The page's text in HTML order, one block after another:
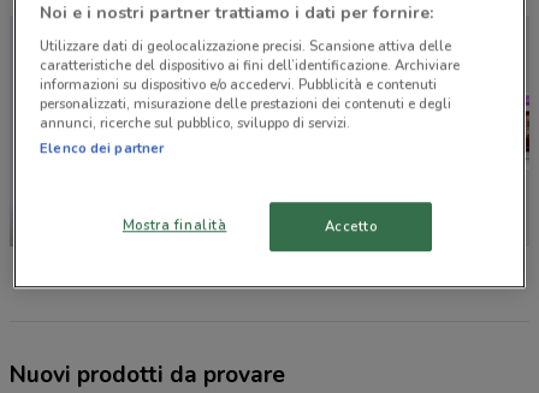
-3 GIORNI
Nuovi prodotti da provare
Noi e i nostri partner trattiamo i dati per fornire:
Utilizzare dati di geolocalizzazione precisi. Scansione attiva delle
caratteristiche del dispositivo ai fini dell’identificazione. Archiviare
informazioni su dispositivo e/o accedervi. Pubblicità e contenuti
personalizzati, misurazione delle prestazioni dei contenuti e degli
annunci, ricerche sul pubblico, sviluppo di servizi.
Elenco dei partner
Mostra finalità Accetto